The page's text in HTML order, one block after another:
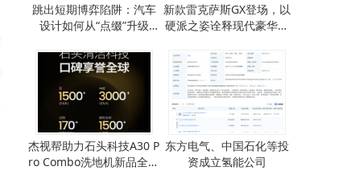
跳出短期博弈陷阱：汽车
设计如何从“点缀”升级
新款雷克萨斯GX登场，以
硬派之姿诠释现代豪华越
杰视帮助力石头科技A30 P
ro Combo洗地机新品全案
东方电气、中国石化等投
资成立氢能公司